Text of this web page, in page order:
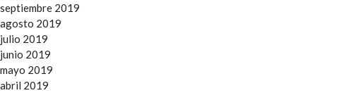
septiembre 2019
agosto 2019
julio 2019
junio 2019
mayo 2019
abril 2019